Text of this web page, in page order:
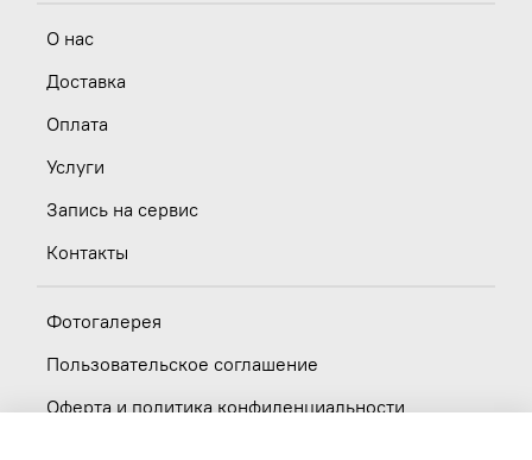
О нас
Доставка
Оплата
Услуги
Запись на сервис
Контакты
Фотогалерея
Пользовательское соглашение
Оферта и политика конфиденциальности